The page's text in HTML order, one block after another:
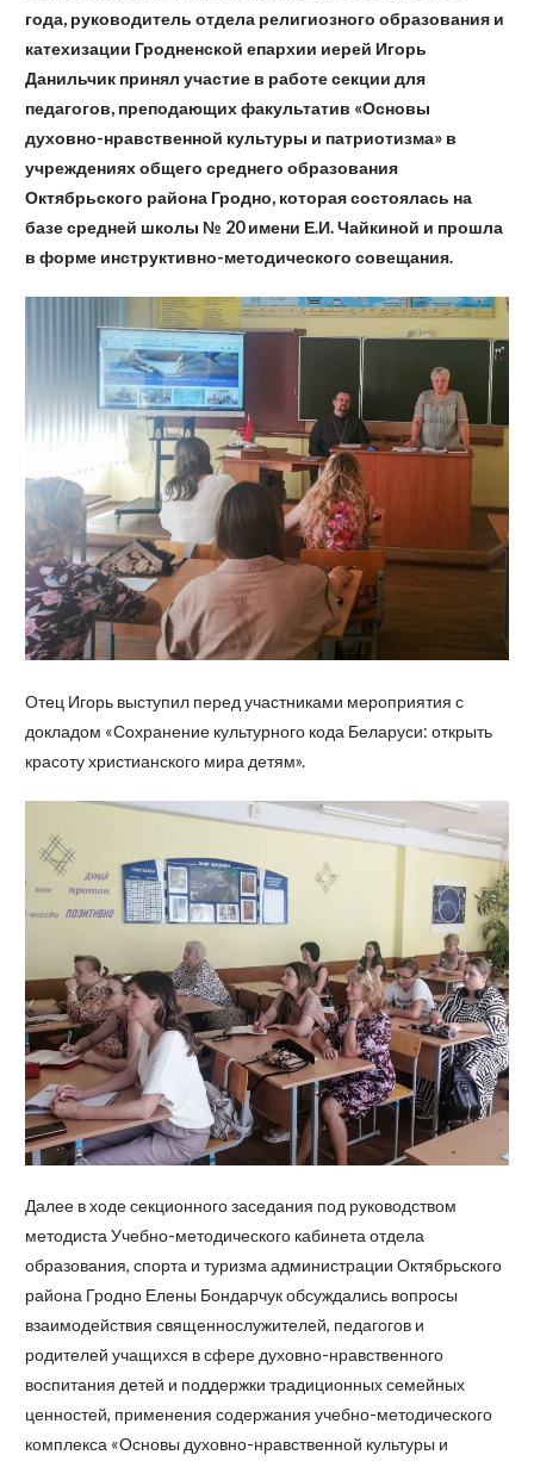
года, руководитель отдела религиозного образования и
катехизации Гродненской епархии иерей Игорь
Данильчик принял участие в работе секции для
педагогов, преподающих факультатив «Основы
духовно-нравственной культуры и патриотизма» в
учреждениях общего среднего образования
Октябрьского района Гродно, которая состоялась на
базе средней школы № 20 имени Е.И. Чайкиной и прошла
в форме инструктивно-методического совещания.
Отец Игорь выступил перед участниками мероприятия с
докладом «Сохранение культурного кода Беларуси: открыть
красоту христианского мира детям».
Далее в ходе секционного заседания под руководством
методиста Учебно-методического кабинета отдела
образования, спорта и туризма администрации Октябрьского
района Гродно Елены Бондарчук обсуждались вопросы
взаимодействия священнослужителей, педагогов и
родителей учащихся в сфере духовно-нравственного
воспитания детей и поддержки традиционных семейных
ценностей, применения содержания учебно-методического
комплекса «Основы духовно-нравственной культуры и